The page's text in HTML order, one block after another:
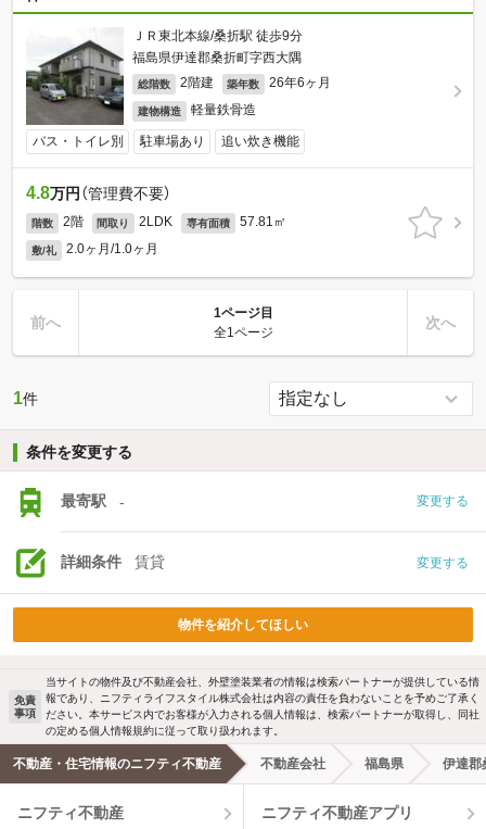
ＪＲ東北本線/桑折駅 徒歩9分
福島県伊達郡桑折町字西大隅
総階数 2階建 築年数 26年6ヶ月
建物構造 軽量鉄骨造
バス・トイレ別 駐車場あり 追い炊き機能
4.8万円 （管理費不要）
階数 2階 間取り 2LDK 専有面積 57.81㎡
敷/礼 2.0ヶ月/1.0ヶ月
前へ
1ページ目
全1ページ
次へ
1件
条件を変更する
最寄駅 - 変更する
詳細条件 賃貸 変更する
物件を紹介してほしい
免責
事項
当サイトの物件及び不動産会社、外壁塗装業者の情報は検索パートナーが提供している情
報であり、ニフティライフスタイル株式会社は内容の責任を負わないことを予めご了承く
ださい。本サービス内でお客様が入力される個人情報は、検索パートナーが取得し、同社
の定める個人情報規約に従って取り扱われます。
不動産・住宅情報のニフティ不動産 不動産会社 福島県 伊達郡
ニフティ不動産 ニフティ不動産アプリ